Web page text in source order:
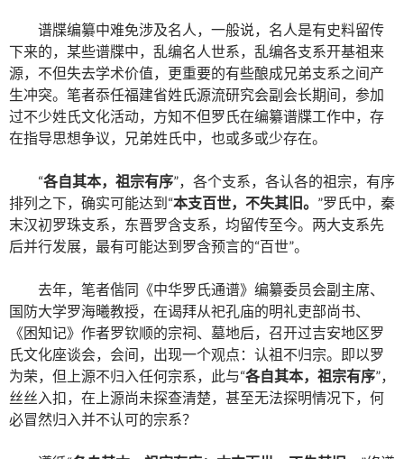
谱牒编纂中难免涉及名人，一般说，名人是有史料留传
下来的，某些谱牒中，乱编名人世系，乱编各支系开基祖来
源，不但失去学术价值，更重要的有些酿成兄弟支系之间产
生冲突。笔者忝任福建省姓氏源流研究会副会长期间，参加
过不少姓氏文化活动，方知不但罗氏在编纂谱牒工作中，存
在指导思想争议，兄弟姓氏中，也或多或少存在。
“各自其本，祖宗有序”，各个支系，各认各的祖宗，有序
排列之下，确实可能达到“本支百世，不失其旧。 ”罗氏中，秦
末汉初罗珠支系，东晋罗含支系，均留传至今。两大支系先
后并行发展，最有可能达到罗含预言的“百世”。
去年，笔者偕同《中华罗氏通谱》编纂委员会副主席、
国防大学罗海曦教授，在谒拜从祀孔庙的明礼吏部尚书、
《困知记》作者罗钦顺的宗祠、墓地后，召开过吉安地区罗
氏文化座谈会，会间，出现一个观点：认祖不归宗。即以罗
为荣，但上源不归入任何宗系，此与“各自其本，祖宗有序”，
丝丝入扣，在上源尚未探查清楚，甚至无法探明情况下，何
必冒然归入并不认可的宗系？